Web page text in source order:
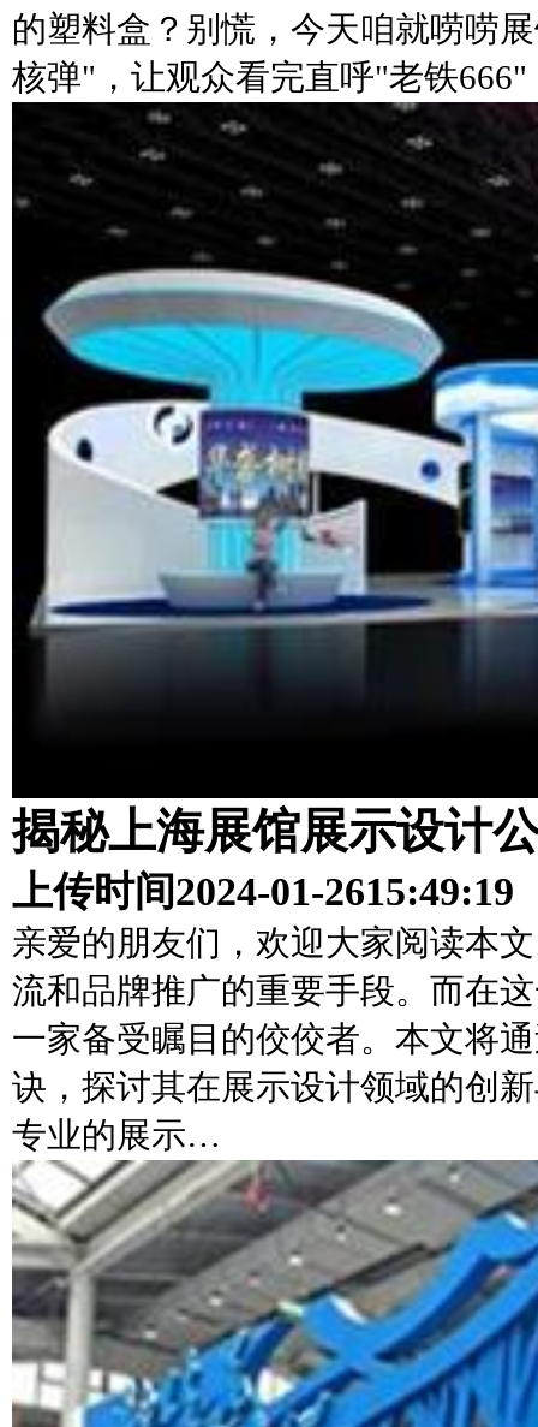
的塑料盒？别慌，今天咱就唠唠
核弹"，让观众看完直呼"老铁
揭秘上海展馆展示设计
上传时间2024-01-2615:49:19
亲爱的朋友们，欢迎大家阅读本
流和品牌推广的重要手段。而在
一家备受瞩目的佼佼者。本文将
诀，探讨其在展示设计领域的创
专业的展示…